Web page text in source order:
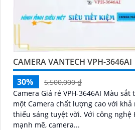
CAMERA VANTECH VPH-3646AI
30%
5,500,000 ₫
Camera Giá rẻ VPH-3646AI Màu sắt
một Camera chất lượng cao với
thiếu sáng tuyệt vời. Với công nghệ Hồng Ngoại EXIR
mạnh mẽ, camera...